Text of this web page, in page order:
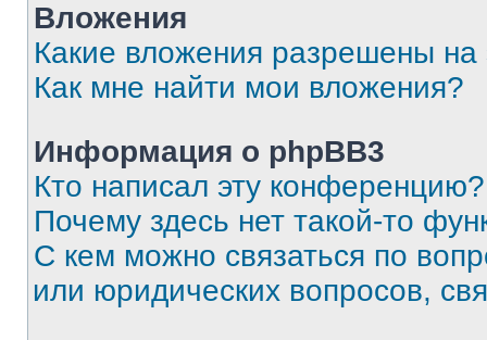
Вложения
Какие вложения разрешены
Как мне найти мои вложения?
Информация о phpBB3
Кто написал эту конференцию?
Почему здесь нет такой-то
С кем можно связаться по
или юридических вопросов,